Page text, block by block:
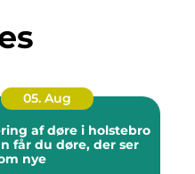
05. Aug
af døre i holstebro
får du døre, der ser
nye